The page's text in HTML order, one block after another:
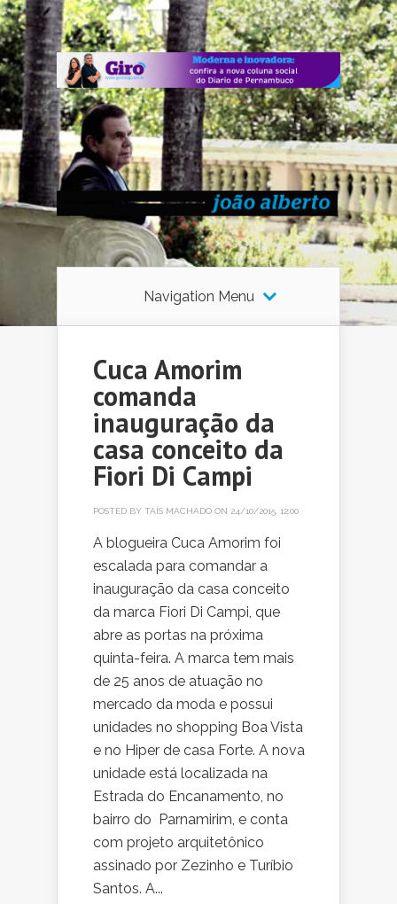
Navigation Menu
Cuca Amorim
comanda
inauguração da
casa conceito da
Fiori Di Campi
POSTED BY TAÍS MACHADO ON 24/10/2015, 12:00
A blogueira Cuca Amorim foi
escalada para comandar a
inauguração da casa conceito
da marca Fiori Di Campi, que
abre as portas na próxima
quinta-feira. A marca tem mais
de 25 anos de atuação no
mercado da moda e possui
unidades no shopping Boa Vista
e no Hiper de casa Forte. A nova
unidade está localizada na
Estrada do Encanamento, no
bairro do Parnamirim, e conta
com projeto arquitetônico
assinado por Zezinho e Turíbio
Santos. A...